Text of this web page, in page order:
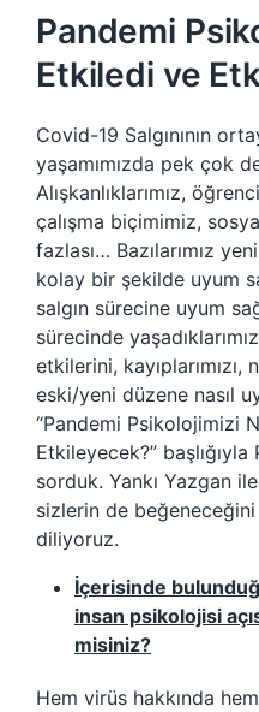
Pandemi
Etkiledi ve
Covid-19 Salgınının
yaşamımızda pek çok
Alışkanlıklarımız,
çalışma biçimimiz,
fazlası… Bazılarımız
kolay bir şekilde uyum
salgın sürecine uyum
sürecinde
etkilerini,
eski/yeni düzene nasıl
“Pandemi Psikolojimizi
Etkileyecek?” başlığıyla
sorduk. Yankı Yazgan
sizlerin de
diliyoruz.
İçerisinde
insan psikolojisi
misiniz?
Hem virüs hakkında